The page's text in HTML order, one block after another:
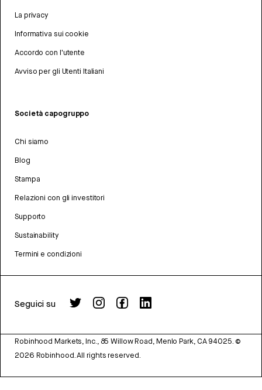
La privacy
Informativa sui cookie
Accordo con l'utente
Avviso per gli Utenti Italiani
Società capogruppo
Chi siamo
Blog
Stampa
Relazioni con gli investitori
Supporto
Sustainability
Termini e condizioni
Seguici su
Robinhood Markets, Inc., 85 Willow Road, Menlo Park, CA 94025. ©
2026 Robinhood. All rights reserved.